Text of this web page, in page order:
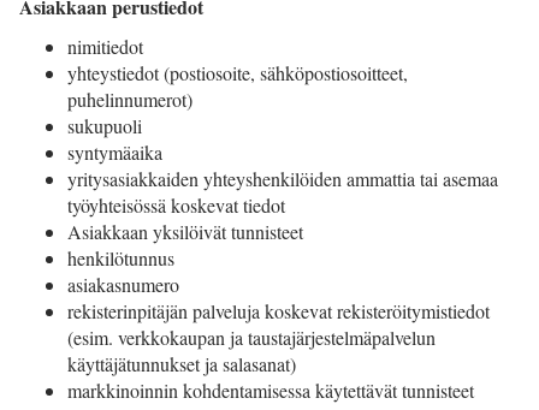
Asiakkaan perustiedot
nimitiedot
yhteystiedot (postiosoite, sähköpostiosoitteet,
puhelinnumerot)
sukupuoli
syntymäaika
yritysasiakkaiden yhteyshenkilöiden ammattia tai asemaa
työyhteisössä koskevat tiedot
Asiakkaan yksilöivät tunnisteet
henkilötunnus
asiakasnumero
rekisterinpitäjän palveluja koskevat rekisteröitymistiedot
(esim. verkkokaupan ja taustajärjestelmäpalvelun
käyttäjätunnukset ja salasanat)
markkinoinnin kohdentamisessa käytettävät tunnisteet